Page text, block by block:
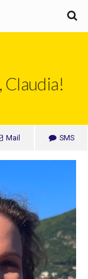
Mail SMS